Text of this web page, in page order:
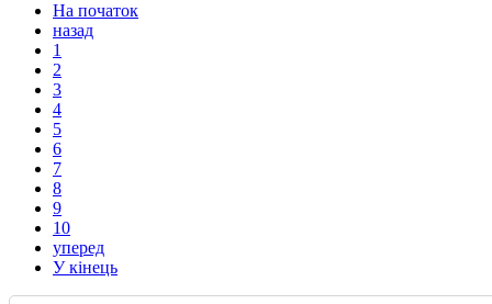
На початок
назад
1
2
3
4
5
6
7
8
9
10
уперед
У кінець